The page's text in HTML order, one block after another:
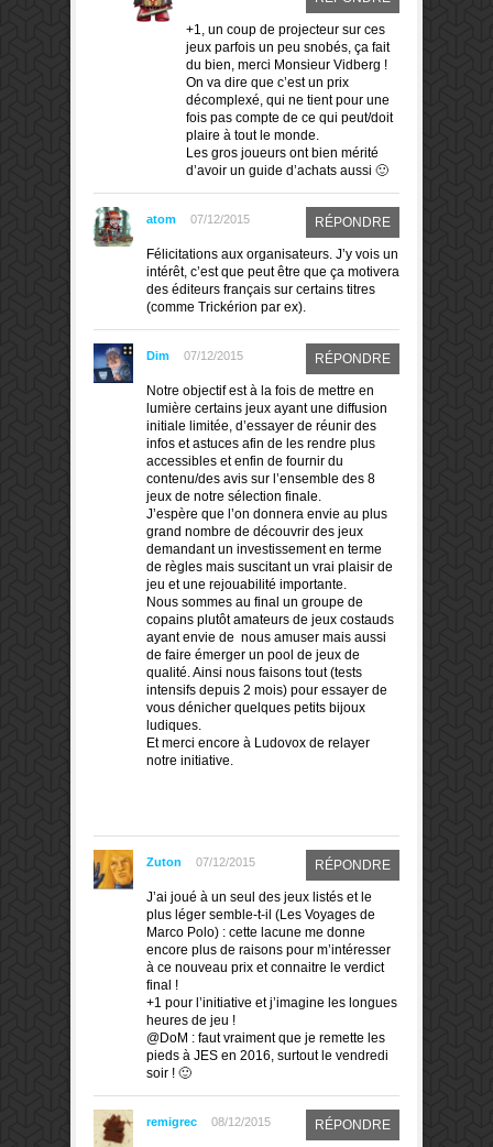
+1, un coup de projecteur sur ces
jeux parfois un peu snobés, ça fait
du bien, merci Monsieur Vidberg !
On va dire que c’est un prix
décomplexé, qui ne tient pour une
fois pas compte de ce qui peut/doit
plaire à tout le monde.
Les gros joueurs ont bien mérité
d’avoir un guide d’achats aussi 🙂
atom 07/12/2015 RÉPONDRE
Félicitations aux organisateurs. J’y vois un
intérêt, c’est que peut être que ça motivera
des éditeurs français sur certains titres
(comme Trickérion par ex).
Dim 07/12/2015 RÉPONDRE
Notre objectif est à la fois de mettre en
lumière certains jeux ayant une diffusion
initiale limitée, d’essayer de réunir des
infos et astuces afin de les rendre plus
accessibles et enfin de fournir du
contenu/des avis sur l’ensemble des 8
jeux de notre sélection finale.
J’espère que l’on donnera envie au plus
grand nombre de découvrir des jeux
demandant un investissement en terme
de règles mais suscitant un vrai plaisir de
jeu et une rejouabilité importante.
Nous sommes au final un groupe de
copains plutôt amateurs de jeux costauds
ayant envie de nous amuser mais aussi
de faire émerger un pool de jeux de
qualité. Ainsi nous faisons tout (tests
intensifs depuis 2 mois) pour essayer de
vous dénicher quelques petits bijoux
ludiques.
Et merci encore à Ludovox de relayer
notre initiative.
Zuton 07/12/2015 RÉPONDRE
J’ai joué à un seul des jeux listés et le
plus léger semble-t-il (Les Voyages de
Marco Polo) : cette lacune me donne
encore plus de raisons pour m’intéresser
à ce nouveau prix et connaitre le verdict
final !
+1 pour l’initiative et j’imagine les longues
heures de jeu !
@DoM : faut vraiment que je remette les
pieds à JES en 2016, surtout le vendredi
soir ! 🙂
remigrec 08/12/2015 RÉPONDRE